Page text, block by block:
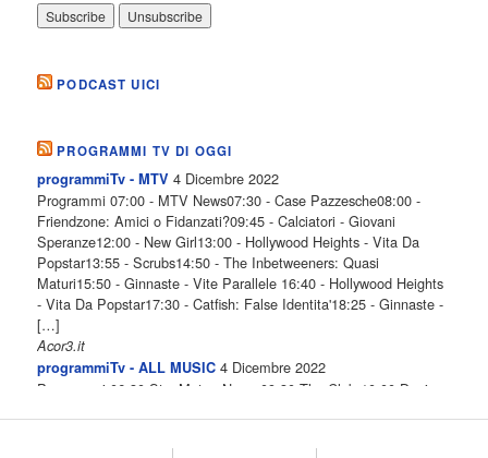
PODCAST UICI
PROGRAMMI TV DI OGGI
programmiTv - MTV 4 Dicembre 2022
Programmi 07:00 - MTV News07:30 - Case Pazzesche08:00 -
Friendzone: Amici o Fidanzati?09:45 - Calciatori - Giovani
Speranze12:00 - New Girl13:00 - Hollywood Heights - Vita Da
Popstar13:55 - Scrubs14:50 - The Inbetweeners: Quasi
Maturi15:50 - Ginnaste - Vite Parallele 16:40 - Hollywood Heights
- Vita Da Popstar17:30 - Catfish: False Identita'18:25 - Ginnaste -
[…]
Acor3.it
programmiTv - ALL MUSIC 4 Dicembre 2022
Programmi 06.30 Star.Meteo.News 09.30 The Club 10.00 Deejay
All News 16.05 Rotazione musicale 19.00 All News 19.05 The